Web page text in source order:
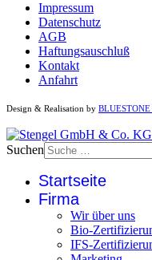
Impressum
Datenschutz
AGB
Haftungsauschluß
Kontakt
Anfahrt
Design & Realisation by BLUESTONE
Suchen
Startseite
Firma
Wir über uns
Bio-
IFS-